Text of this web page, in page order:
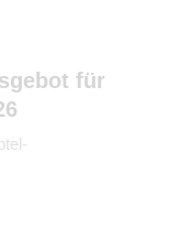
[…]
für